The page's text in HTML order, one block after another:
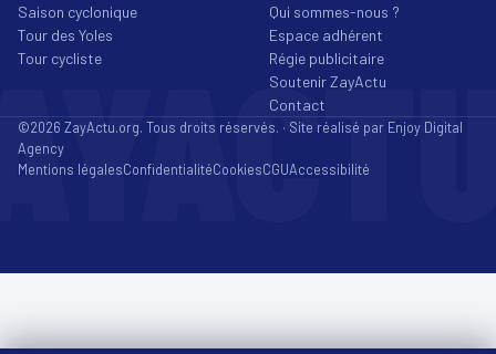
Saison cyclonique
Tour des Yoles
Tour cycliste
Qui sommes-nous ?
Espace adhérent
Régie publicitaire
Soutenir ZayActu
Contact
©2026 ZayActu.org. Tous droits réservés. · Site réalisé par Enjoy Digital
Agency
Mentions légalesConfidentialitéCookiesCGUAccessibilité